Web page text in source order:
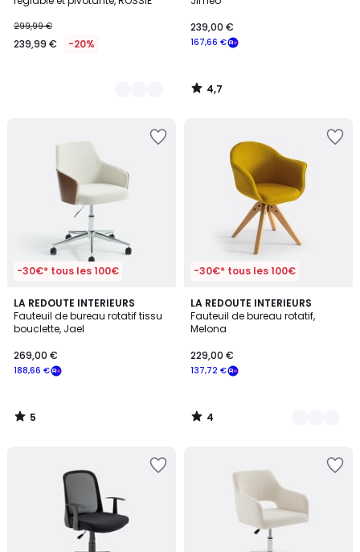
299,99 €
239,99 € -20% 167,66 €
239,00 €
4,7
/
-30€* tous les 100€
LA REDOUTE INTERIEURS
Fauteuil de bureau rotatif tissu
bouclette, Jael
188,66 €
269,00 €
5
/
5
5
/
-30€* tous les 100€
LA REDOUTE INTERIEURS
Fauteuil de bureau rotatif,
Melona
137,72 €
229,00 €
4
/
5
2
Couleurs
4
/